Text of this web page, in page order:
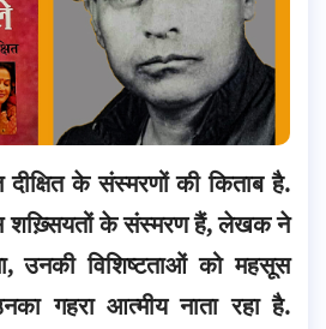
दीक्षित के संस्मरणों की किताब है.
शख़्सियतों के संस्मरण हैं, लेखक ने
उनकी विशिष्टताओं को महसूस
गहरा आत्मीय नाता रहा है.